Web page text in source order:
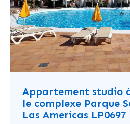
Appartement studio
le complexe Parque
Las Americas LP0697